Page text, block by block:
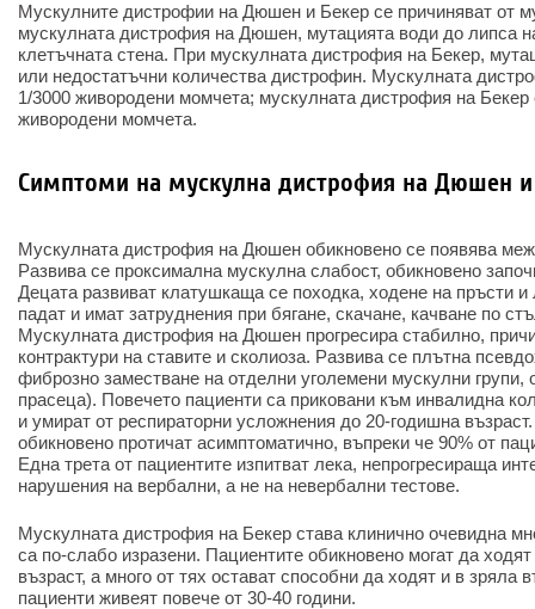
Мускулните дистрофии на Дюшен и Бекер се причиняват от
мускулната дистрофия на Дюшен, мутацията води до липса
клетъчната стена. При мускулната дистрофия на Бекер,
или недостатъчни количества дистрофин. Мускулната
1/3000 живородени момчета; мускулната дистрофия на
живородени момчета.
Симптоми на мускулна дистрофия на Дюшен
Мускулната дистрофия на Дюшен обикновено се появява
Развива се проксимална мускулна слабост, обикновено
Децата развиват клатушкаща се походка, ходене на пръсти и
падат и имат затруднения при бягане, скачане, качване по
Мускулната дистрофия на Дюшен прогресира стабилно,
контрактури на ставите и сколиоза. Развива се плътна
фиброзно заместване на отделни уголемени мускулни групи,
прасеца). Повечето пациенти са приковани към инвалидна
и умират от респираторни усложнения до 20-годишна
обикновено протичат асимптоматично, въпреки че 90% от
Една трета от пациентите изпитват лека, непрогресираща
нарушения на вербални, а не на невербални тестове.
Мускулната дистрофия на Бекер става клинично очевидна
са по-слабо изразени. Пациентите обикновено могат да
възраст, а много от тях остават способни да ходят и в зряла
пациенти живеят повече от 30-40 години.